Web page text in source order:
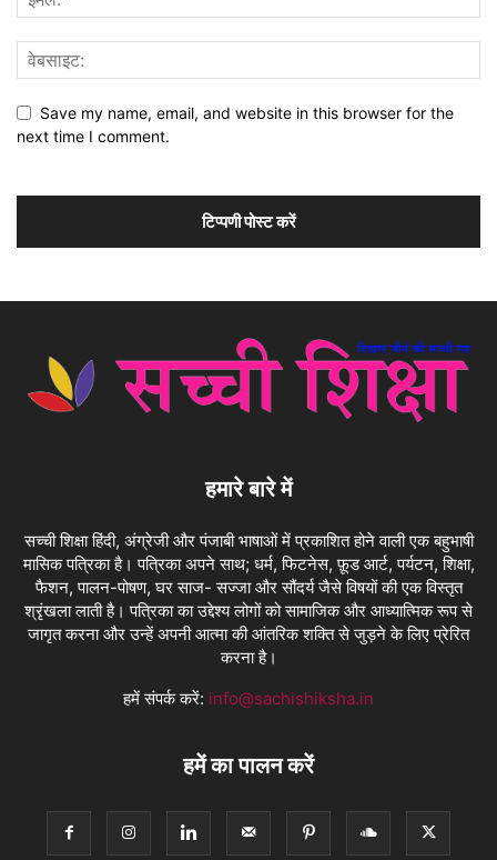
Save my name, email, and website in this browser for the
next time I comment.
हमारे बारे में
सच्ची शिक्षा हिंदी, अंग्रेजी और पंजाबी भाषाओं में प्रकाशित होने वाली एक बहुभाषी
मासिक पत्रिका है। पत्रिका अपने साथ; धर्म, फिटनेस, फ़ूड आर्ट, पर्यटन, शिक्षा,
फैशन, पालन-पोषण, घर साज- सज्जा और सौंदर्य जैसे विषयों की एक विस्तृत
श्रृंखला लाती है। पत्रिका का उद्देश्य लोगों को सामाजिक और आध्यात्मिक रूप से
जागृत करना और उन्हें अपनी आत्मा की आंतरिक शक्ति से जुड़ने के लिए प्रेरित
करना है।
हमें संपर्क करें: info@sachishiksha.in
हमें का पालन करें